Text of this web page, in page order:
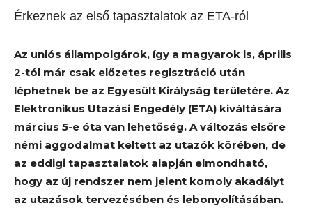
Érkeznek az első tapasztalatok az ETA-ról
Az uniós állampolgárok, így a magyarok is, április
2-tól már csak előzetes regisztráció után
léphetnek be az Egyesült Királyság területére. Az
Elektronikus Utazási Engedély (ETA) kiváltására
március 5-e óta van lehetőség. A változás elsőre
némi aggodalmat keltett az utazók körében, de
az eddigi tapasztalatok alapján elmondható,
hogy az új rendszer nem jelent komoly akadályt
az utazások tervezésében és lebonyolításában.